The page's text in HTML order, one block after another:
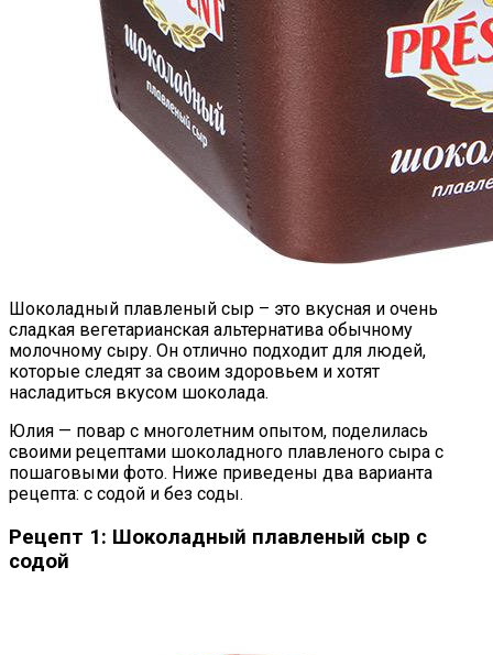
Шоколадный плавленый сыр – это вкусная и очень
сладкая вегетарианская альтернатива обычному
молочному сыру. Он отлично подходит для людей,
которые следят за своим здоровьем и хотят
насладиться вкусом шоколада.
Юлия — повар с многолетним опытом, поделилась
своими рецептами шоколадного плавленого сыра с
пошаговыми фото. Ниже приведены два варианта
рецепта: с содой и без соды.
Рецепт 1: Шоколадный плавленый сыр с
содой